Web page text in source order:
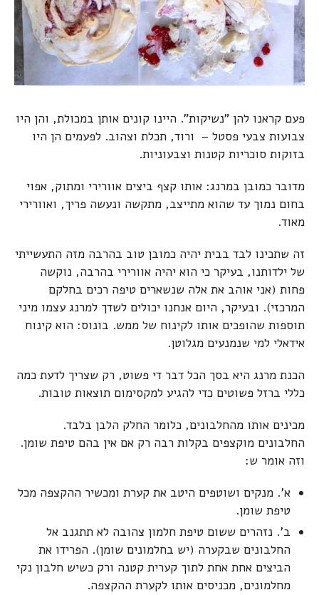
פעם קראנו להן "נשיקות". היינו קונים אותן במכולת, והן היו
צבועות צבעי פסטל – ורוד, תכלת וצהוב. לפעמים הן היו
בזוקות סוכריות קטנות וצבעוניות.
מדובר כמובן במרנג: אותו קצף ביצים אוורירי ומתוק, אפוי
בחום נמוך עד שהוא מתייצב, מתקשה ונעשה פריך, ואוורירי
מאוד.
זה שתכינו לבד בבית יהיה כמובן טוב בהרבה מזה התעשייתי
של ילדותנו, בעיקר כי הוא יהיה אוורירי בהרבה, נוקשה
פחות (אני אוהב את אלה שנשארים טיפה רכים בחלקם
המרכזי). ובעיקר, היום אנחנו יכולים לשדך למרנג עצמו מיני
תוספות שהופכים אותו לקינוח של ממש. בונוס: הוא קינוח
אידאלי למי שנמנעים מגלוטן.
הכנת מרנג היא בסך הכל דבר די פשוט, רק שצריך לדעת כמה
כללי ברזל פשוטים כדי להגיע למקסימום תוצאות טובות.
מכינים אותו מהחלבונים, כלומר החלק הלבן בלבד.
החלבונים מוקצפים בקלות רבה רק אם אין בהם טיפת שומן.
וזה אומר ש:
א'. מנקים ושוטפים היטב את קערת ומכשיר ההקצפה מכל
טיפת שומן.
ב'. נזהרים ששום טיפת חלמון צהובה לא תתגנב אל
החלבונים שבקערה (יש בחלמונים שומן). הפרידו את
הביצים אחת אחת לתוך קערית קטנה ורק כשיש חלבון נקי
מחלמונים, מכניסים אותו לקערת ההקצפה.